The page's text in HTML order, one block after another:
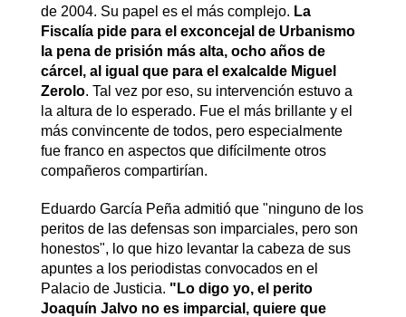
de 2004. Su papel es el más complejo. La
Fiscalía pide para el exconcejal de Urbanismo
la pena de prisión más alta, ocho años de
cárcel, al igual que para el exalcalde Miguel
Zerolo. Tal vez por eso, su intervención estuvo a
la altura de lo esperado. Fue el más brillante y el
más convincente de todos, pero especialmente
fue franco en aspectos que difícilmente otros
compañeros compartirían.
Eduardo García Peña admitió que "ninguno de los
peritos de las defensas son imparciales, pero son
honestos", lo que hizo levantar la cabeza de sus
apuntes a los periodistas convocados en el
Palacio de Justicia. "Lo digo yo, el perito
Joaquín Jalvo no es imparcial, quiere que